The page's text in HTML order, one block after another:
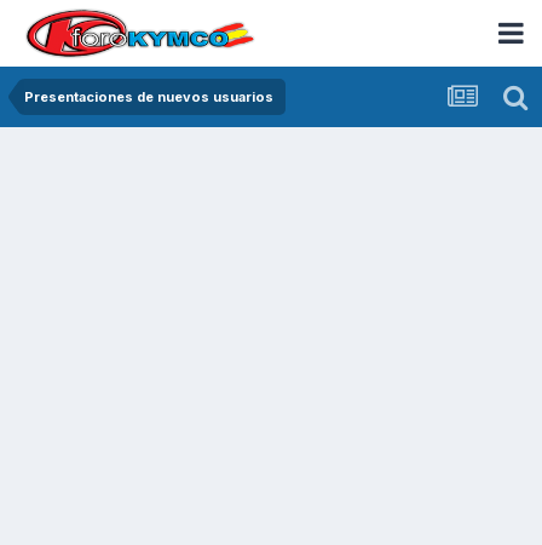
Presentaciones de nuevos usuarios